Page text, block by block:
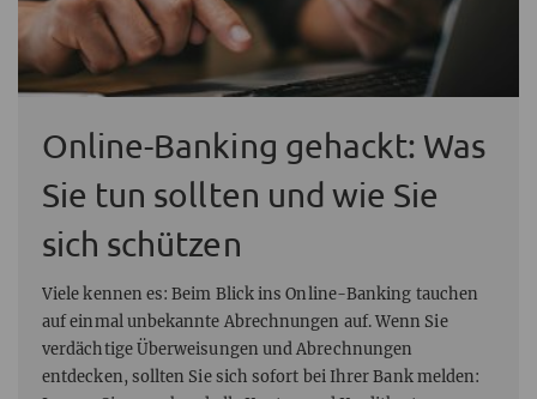
Online-Banking gehackt: Was
Sie tun sollten und wie Sie
sich schützen
Viele kennen es: Beim Blick ins Online-Banking tauchen
auf einmal unbekannte Abrechnungen auf. Wenn Sie
verdächtige Überweisungen und Abrechnungen
entdecken, sollten Sie sich sofort bei Ihrer Bank melden: